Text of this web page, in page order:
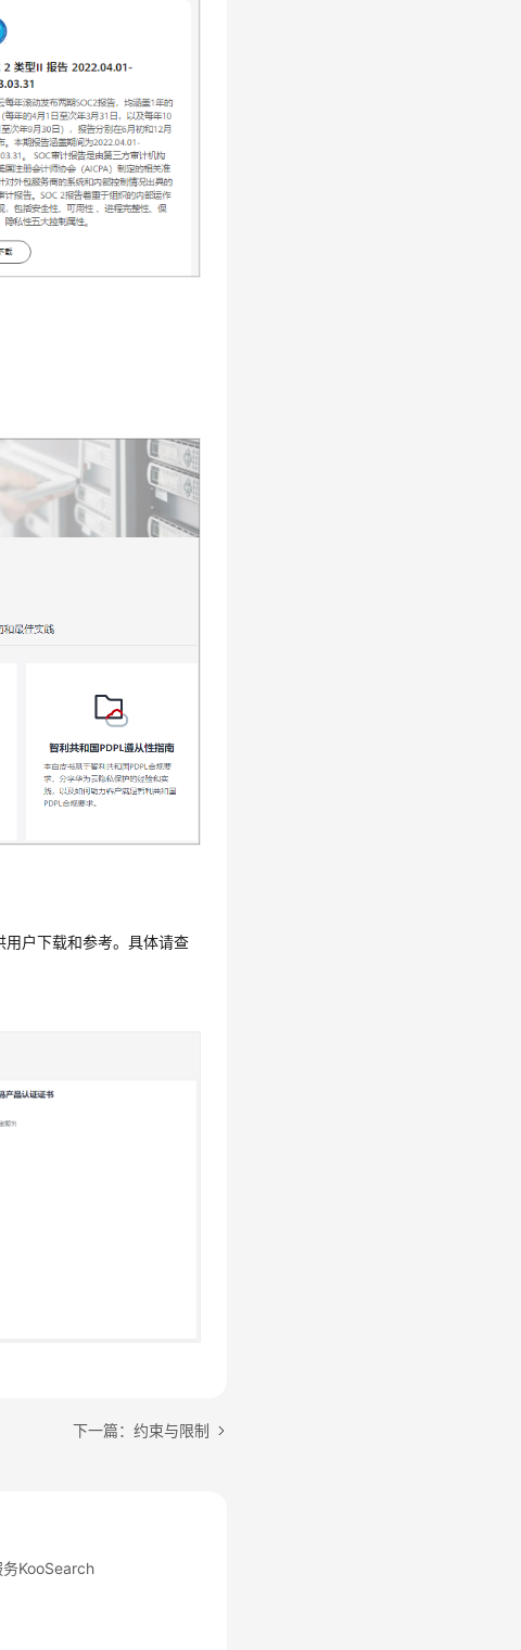
户下载和参考。具体请查
下一篇：约束与限制
KooSearch